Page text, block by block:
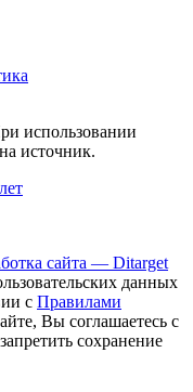
использовании
источник.
сайта — Ditarget
данных
с Правилами
Вы соглашаетесь с
сохранение